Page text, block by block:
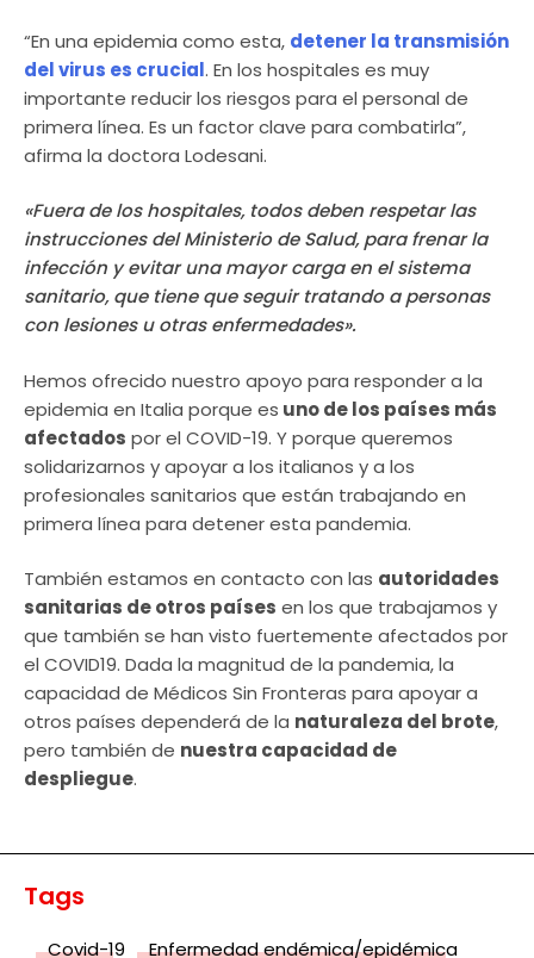
“En una epidemia como esta, detener la transmisión
del virus es crucial. En los hospitales es muy
importante reducir los riesgos para el personal de
primera línea. Es un factor clave para combatirla”,
afirma la doctora Lodesani.
«Fuera de los hospitales, todos deben respetar las
instrucciones del Ministerio de Salud, para frenar la
infección y evitar una mayor carga en el sistema
sanitario, que tiene que seguir tratando a personas
con lesiones u otras enfermedades».
Hemos ofrecido nuestro apoyo para responder a la
epidemia en Italia porque es uno de los países más
afectados por el COVID-19. Y porque queremos
solidarizarnos y apoyar a los italianos y a los
profesionales sanitarios que están trabajando en
primera línea para detener esta pandemia.
También estamos en contacto con las autoridades
sanitarias de otros países en los que trabajamos y
que también se han visto fuertemente afectados por
el COVID19. Dada la magnitud de la pandemia, la
capacidad de Médicos Sin Fronteras para apoyar a
otros países dependerá de la naturaleza del brote,
pero también de nuestra capacidad de
despliegue.
Tags
Covid-19
Enfermedad endémica/epidémica